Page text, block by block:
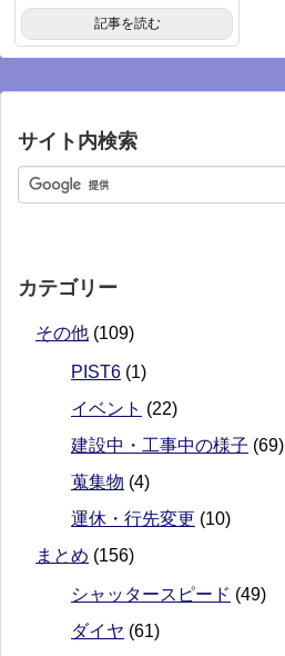
記事を読む
サイト内検索
カテゴリー
その他 (109)
PIST6 (1)
イベント (22)
建設中・工事中の様子 (69)
蒐集物 (4)
運休・行先変更 (10)
まとめ (156)
シャッタースピード (49)
ダイヤ (61)